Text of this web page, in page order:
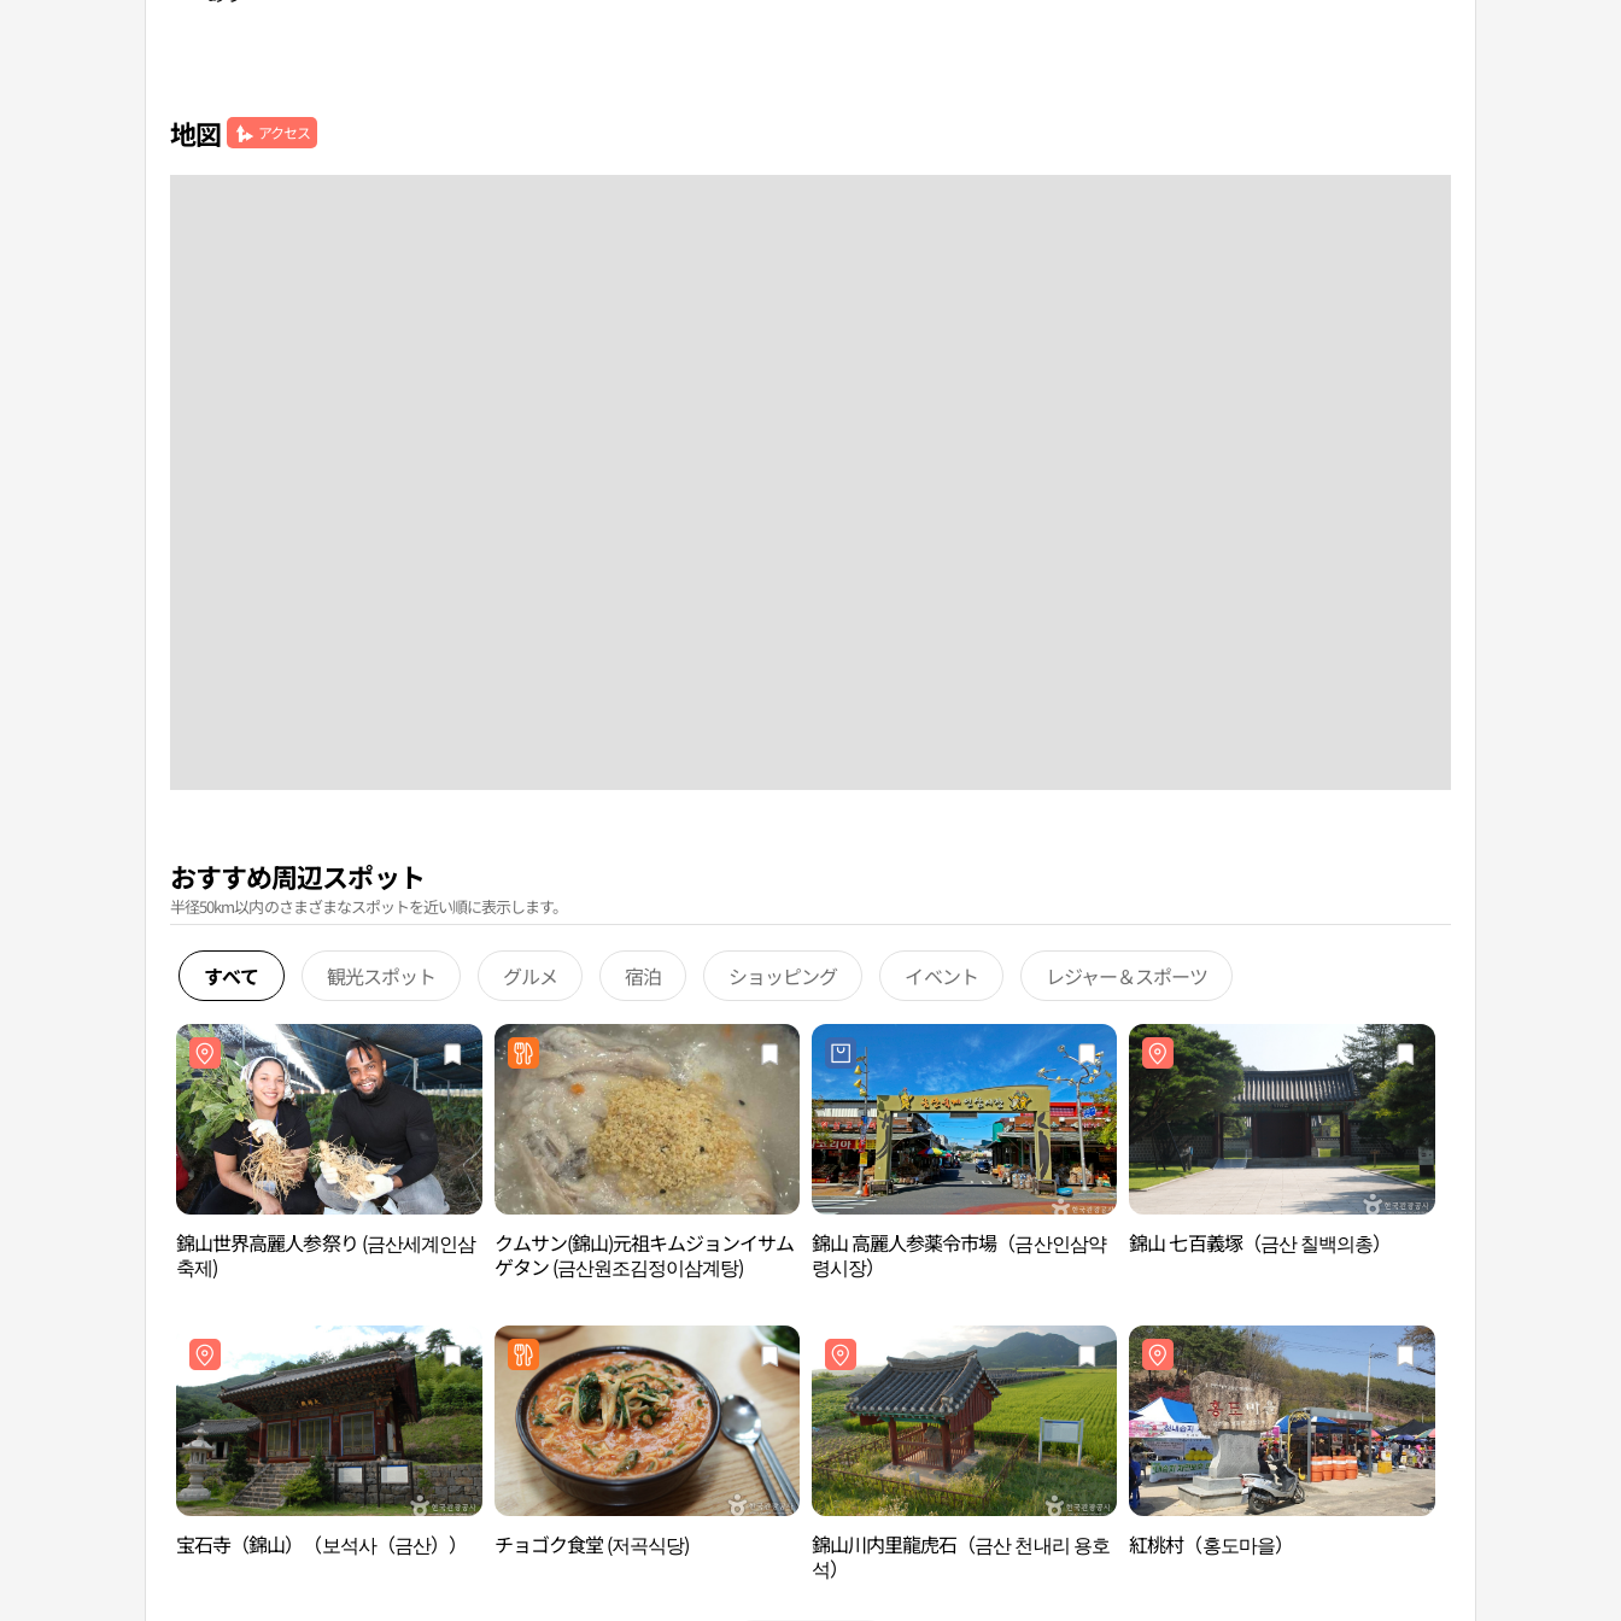
地図 アクセス
おすすめ周辺スポット
半径50km以内のさまざまなスポットを近い順に表示します。
すべて 観光スポット グルメ 宿泊 ショッピング イベント レジャー＆スポーツ
錦山世界高麗人参祭り (금산세계인삼
축제)
クムサン(錦山)元祖キムジョンイサム
ゲタン (금산원조김정이삼계탕)
錦山 高麗人参薬令市場（금산인삼약
령시장）
錦山 七百義塚（금산 칠백의총）
宝石寺（錦山）（보석사（금산）） チョゴク食堂 (저곡식당)
錦山川内里龍虎石（금산 천내리 용호
석）
紅桃村（홍도마을）